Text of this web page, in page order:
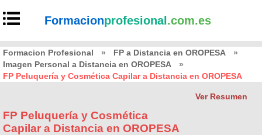
Formacionprofesional .com.es
Formacion Profesional » FP a Distancia en OROPESA
»
Imagen Personal a Distancia en OROPESA
»
FP Peluquería y Cosmética Capilar a Distancia en OROPESA
Ver Resumen
FP Peluquería y Cosmética
Capilar a Distancia en OROPESA